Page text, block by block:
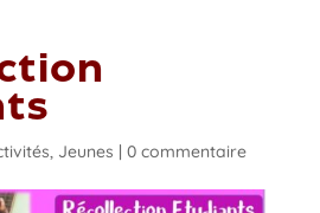
, Jeunes 0 commentaire